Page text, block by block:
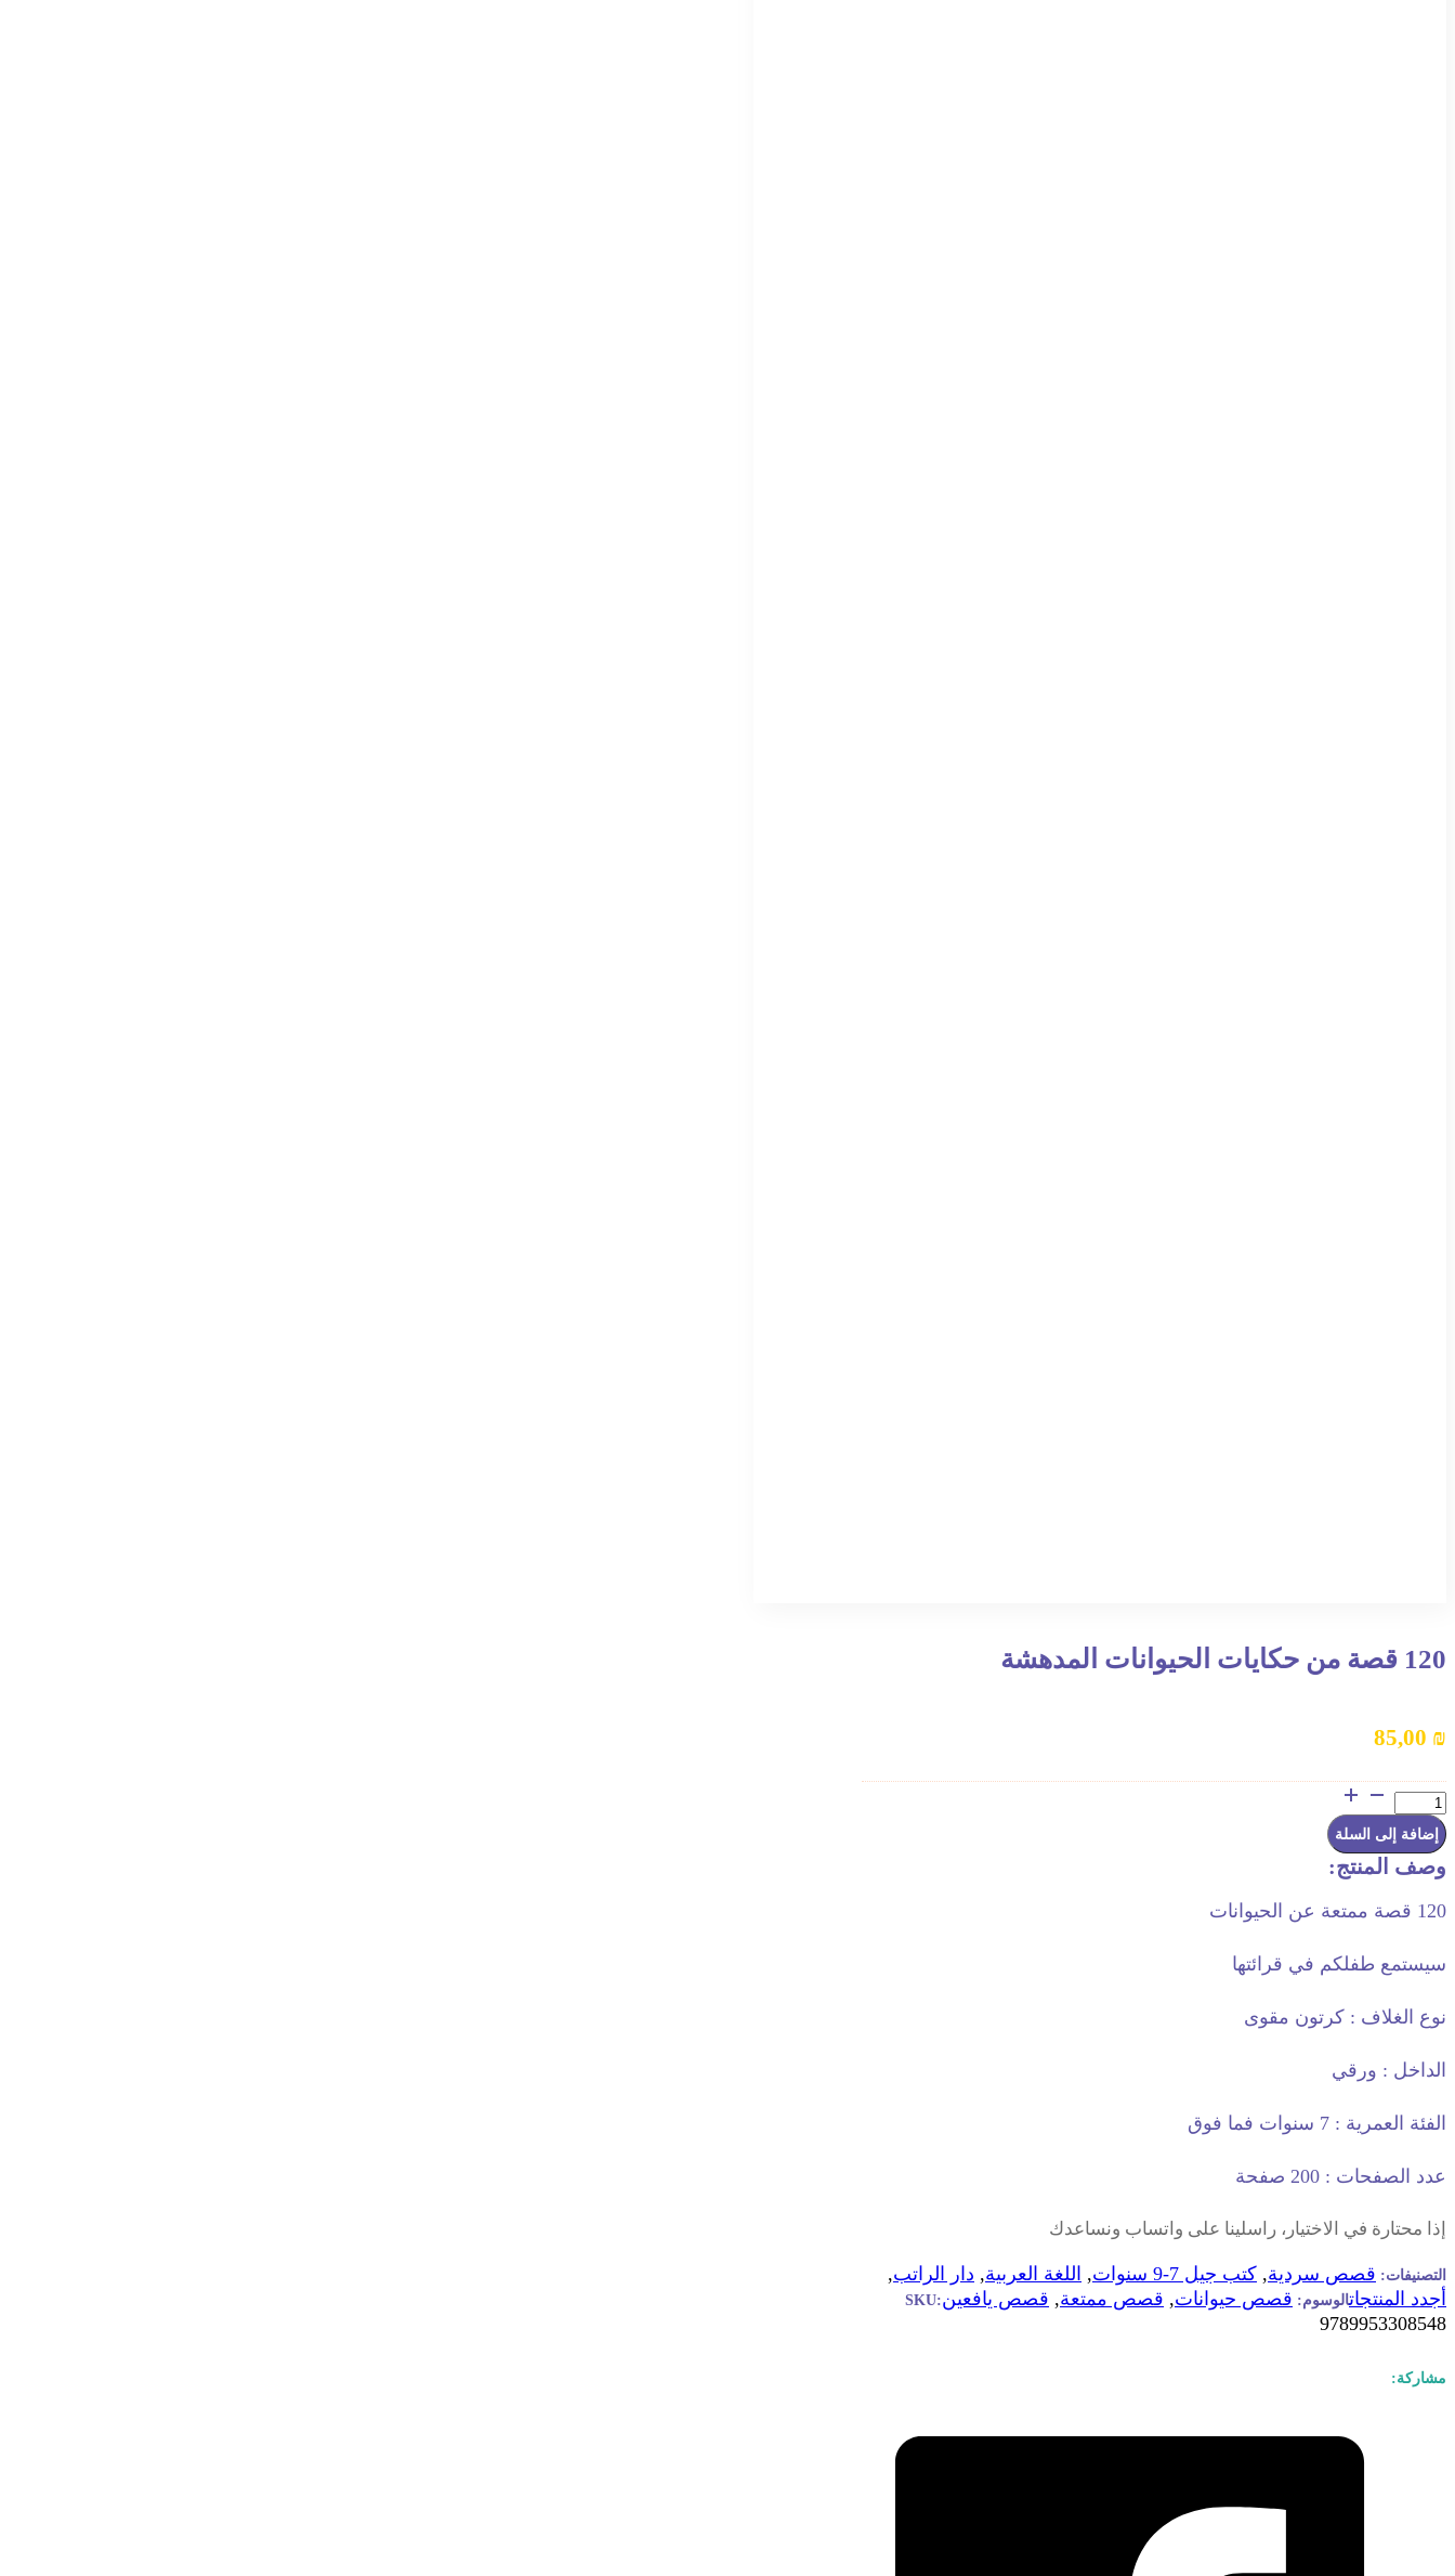
120 قصة من حكايات الحيوانات المدهشة
85,00 ₪
كمية
120
قصة
من
حكايات
الحيوانات
إضافة إلى السلة
وصف المنتج:
120 قصة ممتعة عن الحيوانات
سيستمع طفلكم في قرائتها
نوع الغلاف : كرتون مقوى
الداخل : ورقي
الفئة العمرية : 7 سنوات فما فوق
عدد الصفحات : 200 صفحة
إذا محتارة في الاختيار، راسلينا على واتساب ونساعدك
التصنيفات: قصص سردية, كتب جيل 7-9 سنوات , اللغة العربية, دار الراتب,
أجدد المنتجاتالوسوم: قصص حيوانات, قصص ممتعة, قصص يافعينSKU:
9789953308548
مشاركة: